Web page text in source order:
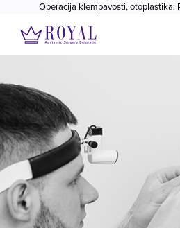
Operacija klempavosti, otoplastika: